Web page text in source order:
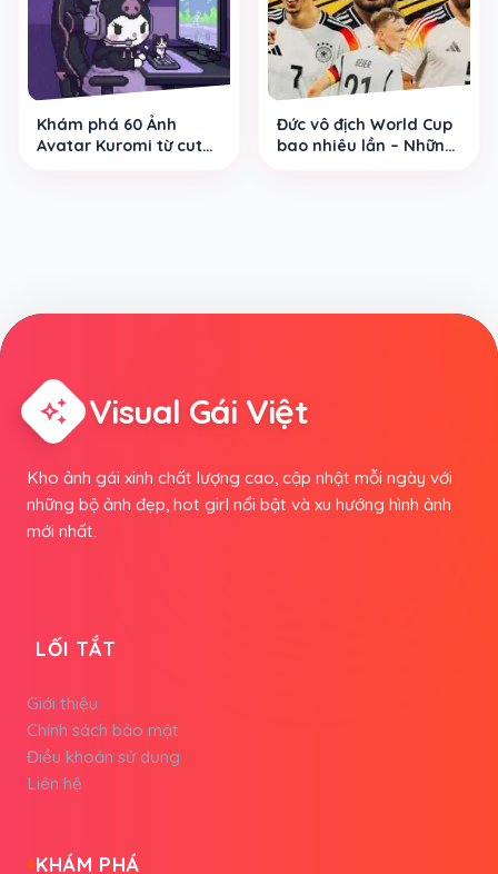
Khám phá 60 Ảnh
Avatar Kuromi từ cute
Đức vô địch World Cup
bao nhiêu lần – Những
auto_awesome Visual Gái Việt
Kho ảnh gái xinh chất lượng cao, cập nhật mỗi ngày với
những bộ ảnh đẹp, hot girl nổi bật và xu hướng hình ảnh
mới nhất.
LỐI TẮT
Giới thiệu
Chính sách bảo mật
Điều khoản sử dụng
Liên hệ
KHÁM PHÁ